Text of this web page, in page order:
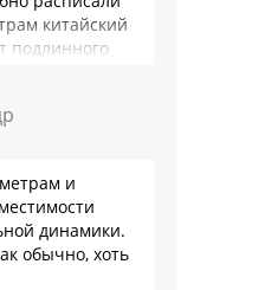
китайский
подлинного
и приятно …
и
динамики.
обычно, хоть